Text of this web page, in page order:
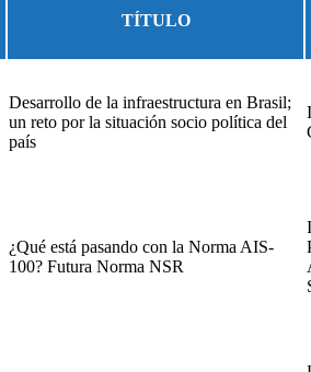
TÍTULO
Desarrollo de la infraestructura en Brasil;
un reto por la situación socio política del
país
¿Qué está pasando con la Norma AIS-
100? Futura Norma NSR